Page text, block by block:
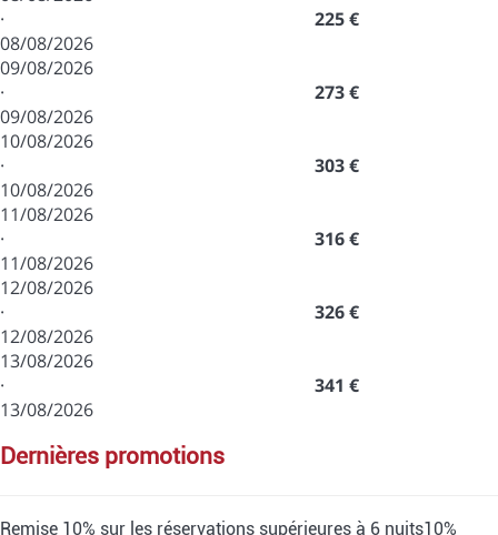
·
08/08/2026
225 €
09/08/2026
·
09/08/2026
273 €
10/08/2026
·
10/08/2026
303 €
11/08/2026
·
11/08/2026
316 €
12/08/2026
·
12/08/2026
326 €
13/08/2026
·
13/08/2026
341 €
dernières promotions
Remise 10% sur les réservations supérieures à 6 nuits10%